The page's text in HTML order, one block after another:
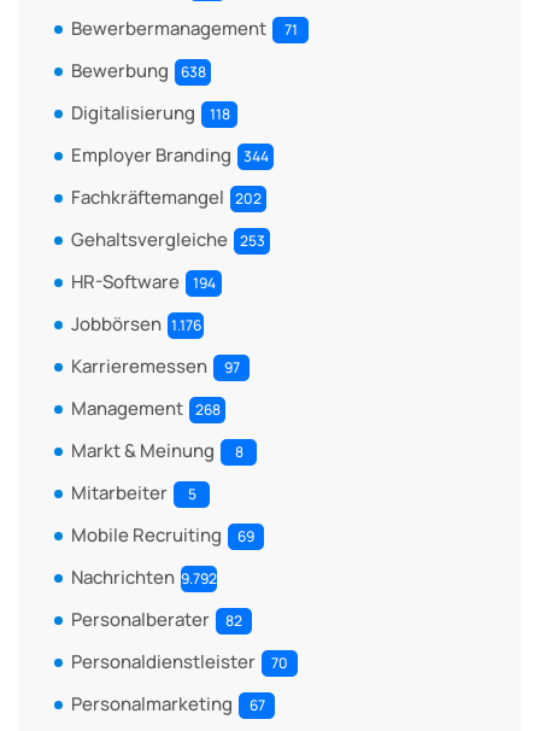
Bewerbermanagement 71
Bewerbung 638
Digitalisierung 118
Employer Branding 344
Fachkräftemangel 202
Gehaltsvergleiche 253
HR-Software 194
Jobbörsen 1.176
Karrieremessen 97
Management 268
Markt & Meinung 8
Mitarbeiter 5
Mobile Recruiting 69
Nachrichten 9.792
Personalberater 82
Personaldienstleister 70
Personalmarketing 67